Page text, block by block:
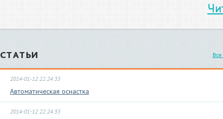
СТАТЬИ
2014-01-12 22:24:33
Автоматическая оснастка
2014-01-12 22:24:33